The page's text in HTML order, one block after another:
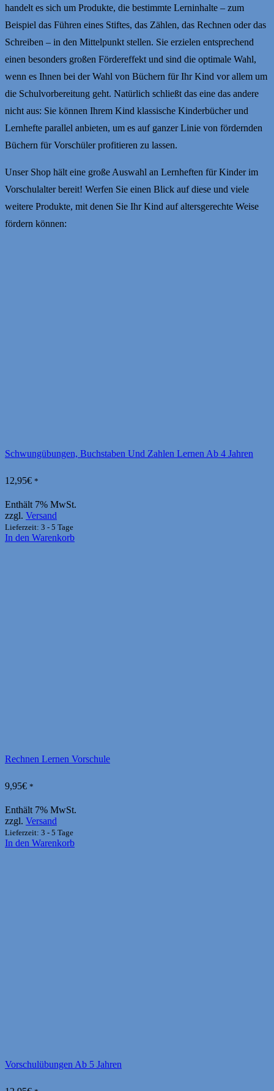
handelt es sich um Produkte, die bestimmte Lerninhalte – zum
Beispiel das Führen eines Stiftes, das Zählen, das Rechnen oder das
Schreiben – in den Mittelpunkt stellen. Sie erzielen entsprechend
einen besonders großen Fördereffekt und sind die optimale Wahl,
wenn es Ihnen bei der Wahl von Büchern für Ihr Kind vor allem um
die Schulvorbereitung geht. Natürlich schließt das eine das andere
nicht aus: Sie können Ihrem Kind klassische Kinderbücher und
Lernhefte parallel anbieten, um es auf ganzer Linie von fördernden
Büchern für Vorschüler profitieren zu lassen.
Unser Shop hält eine große Auswahl an Lernheften für Kinder im
Vorschulalter bereit! Werfen Sie einen Blick auf diese und viele
weitere Produkte, mit denen Sie Ihr Kind auf altersgerechte Weise
fördern können:
Schwungübungen, Buchstaben Und Zahlen Lernen Ab 4 Jahren
12,95€ *
Enthält 7% MwSt.
zzgl. Versand
Lieferzeit: 3 - 5 Tage
In den Warenkorb
Rechnen Lernen Vorschule
9,95€ *
Enthält 7% MwSt.
zzgl. Versand
Lieferzeit: 3 - 5 Tage
In den Warenkorb
Vorschulübungen Ab 5 Jahren